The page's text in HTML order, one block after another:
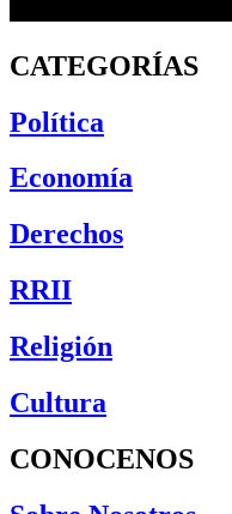
CATEGORÍAS
Política
Economía
Derechos
RRII
Religión
Cultura
CONOCENOS